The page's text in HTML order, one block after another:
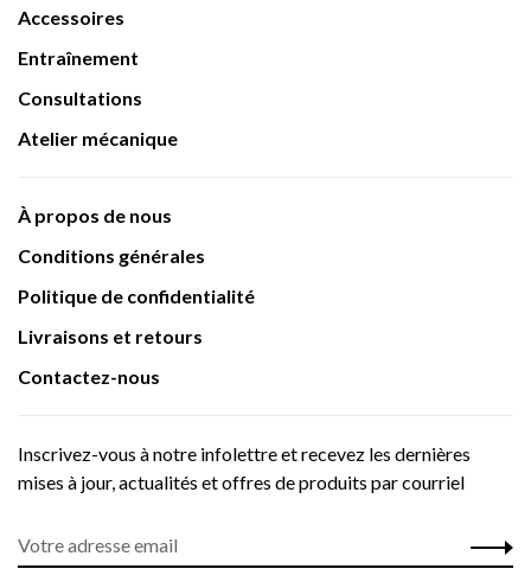
Accessoires
Entraînement
Consultations
Atelier mécanique
À propos de nous
Conditions générales
Politique de confidentialité
Livraisons et retours
Contactez-nous
Inscrivez-vous à notre infolettre et recevez les dernières
mises à jour, actualités et offres de produits par courriel